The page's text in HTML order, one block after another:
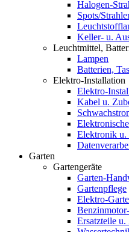
Halogen-
Spots/
Keller- u.
Leuchtmittel,
Lampen
Batterien,
Elektro-Installation
Elektro-
Kabel u.
Elektronik
Garten
Gartengeräte
Garten-
Gartenpflege
Elektro-
Ersatzteile